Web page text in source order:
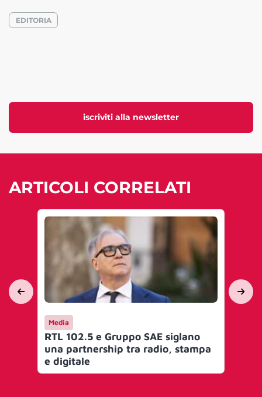
iscriviti alla newsletter
EDITORIA
ARTICOLI CORRELATI
Media
RTL 102.5 e Gruppo SAE siglano
una partnership tra radio, stampa
e digitale